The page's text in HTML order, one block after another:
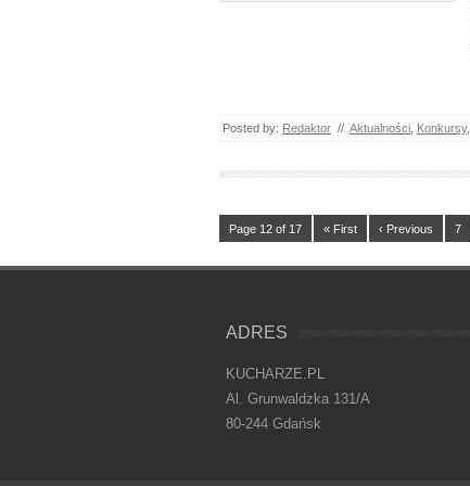
Posted by: Redaktor // Aktualności Konkursy,
Page 12 of 17 « First ‹ Previous 7
ADRES
KUCHARZE.PL
Al. Grunwaldzka 131/A
80-244 Gdańsk